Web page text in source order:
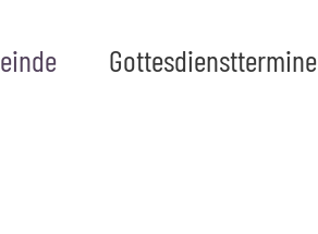
Gottesdiensttermine